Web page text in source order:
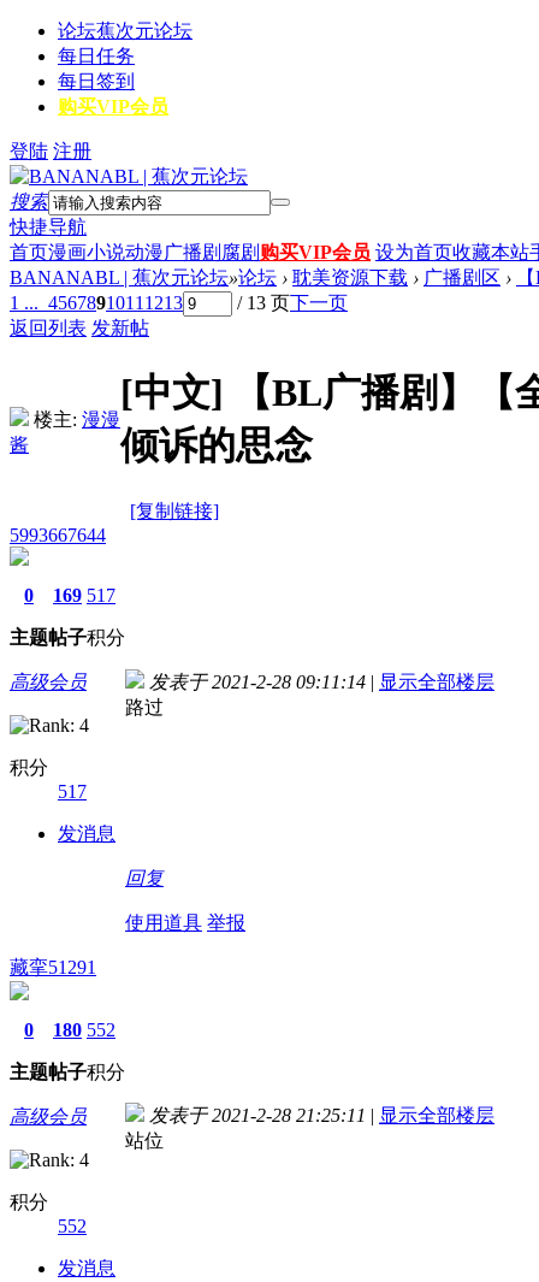
论坛蕉次元论坛
每日任务
每日签到
购买VIP会员
登陆 注册
搜索
快捷导航
首页漫画小说动漫广播剧 腐剧 购买VIP会员 设为首页收藏本站
BANANABL | 蕉次元论坛»论坛 › 耽美资源下载 › 广播剧区 ›
1 ... 4567891011 1213 / 13 页下一页
返回列表 发新帖
楼主: 漫漫
酱
[中文]
【BL广播剧】
倾诉的思念
[复制链接]
5993667644
0
主题
169
帖子
517
积分
高级会员
积分
517
发消息
发表于 2021-2-28 09:11:14 | 显示全部楼层
路过
回复
使用道具 举报
藏挛51291
0
主题
180
帖子
552
积分
高级会员
积分
552
发消息
发表于 2021-2-28 21:25:11 | 显示全部楼层
站位